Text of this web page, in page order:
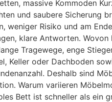
massive Kommoden
und saubere
weniger Risiko und am
klare Antworten.
Tragewege, enge
Keller oder Dachboden
Deshalb sind
Warum variieren
Bett ist schneller als ein